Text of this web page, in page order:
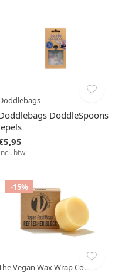
DoddleSpoons
btw
-15%
Vegan Wax Wrap Co.